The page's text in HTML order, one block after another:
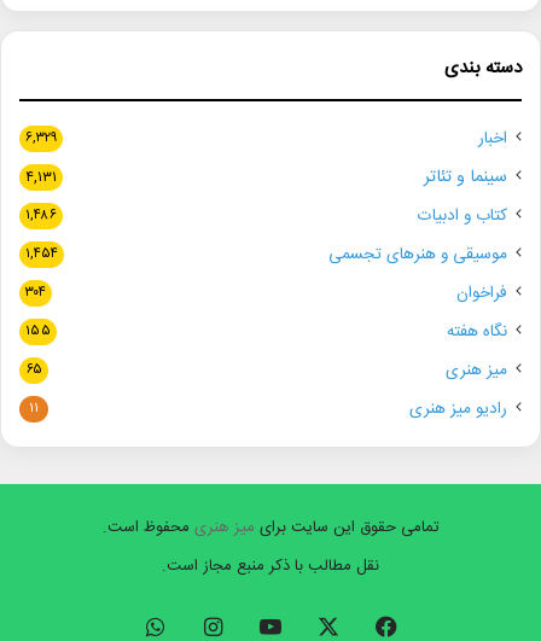
دسته بندی
اخبار ۶,۳۲۹
سینما و تئاتر ۴,۱۳۱
کتاب و ادبیات ۱,۴۸۶
موسیقی و هنرهای تجسمی ۱,۴۵۴
فراخوان ۳۰۴
نگاه هفته ۱۵۵
میز هنری ۶۵
رادیو میز هنری ۱۱
تمامی حقوق این سایت برای میز هنری محفوظ است.
نقل مطالب با ذکر منبع مجاز است.
فیسبوک ایکس یوتیوب اینستاگرام